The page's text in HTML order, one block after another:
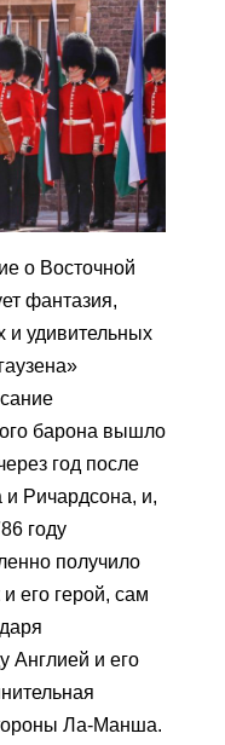
о Восточной
фантазия,
и удивительных
барона вышло
год после
и Ричардсона, и,
году
получило
его герой, сам
Англией и его
Ла-Манша.